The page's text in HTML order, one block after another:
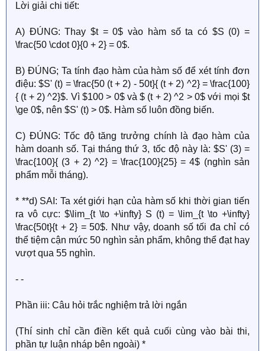
Lời giải chi tiết:
A) ĐÚNG: Thay $t = 0$ vào hàm số ta có $S (0) =
\frac{50 \cdot 0}{0 + 2} = 0$.
B) ĐÚNG; Ta tính đạo hàm của hàm số để xét tính đơn
điệu: $S' (t) = \frac{50 (t + 2) - 50t}{ (t + 2) ^2} = \frac{100}
{ (t + 2) ^2}$. Vì $100 > 0$ và $ (t + 2) ^2 > 0$ với mọi $t
\ge 0$, nên $S' (t) > 0$. Hàm số luôn đồng biến.
C) ĐÚNG: Tốc độ tăng trưởng chính là đạo hàm của
hàm doanh số. Tại tháng thứ 3, tốc độ này là: $S' (3) =
\frac{100}{ (3 + 2) ^2} = \frac{100}{25} = 4$ (nghìn sản
phẩm mỗi tháng).
* **d) SAI: Ta xét giới hạn của hàm số khi thời gian tiến
ra vô cực: $\lim_{t \to +\infty} S (t) = \lim_{t \to +\infty}
\frac{50t}{t + 2} = 50$. Như vậy, doanh số tối đa chỉ có
thể tiệm cận mức 50 nghìn sản phẩm, không thể đạt hay
vượt qua 55 nghìn.
- -
Phần iii: Câu hỏi trắc nghiệm trả lời ngắn
(Thí sinh chỉ cần điền kết quả cuối cùng vào bài thi,
phần tự luận nháp bên ngoài) *